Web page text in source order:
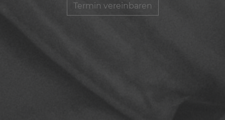
Termin vereinbaren
Termin vereinbaren
Termin vereinbaren